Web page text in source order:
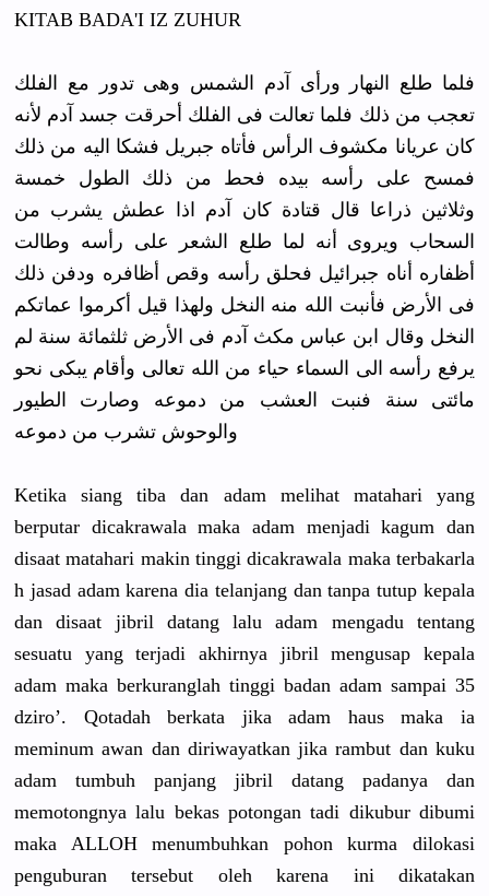
KITAB BADA'I IZ ZUHUR
فلما طلع النهار ورأى آدم الشمس وهى تدور مع الفلك
تعجب من ذلك فلما تعالت فى الفلك أحرقت جسد آدم لأنه
كان عريانا مكشوف الرأس فأتاه جبريل فشكا اليه من ذلك
فمسح على رأسه بيده فحط من ذلك الطول خمسة
وثلاثين ذراعا قال قتادة كان آدم اذا عطش يشرب من
السحاب ويروى أنه لما طلع الشعر على رأسه وطالت
أظفاره أناه جبرائيل فحلق رأسه وقص أظافره ودفن ذلك
فى الأرض فأنبت الله منه النخل ولهذا قيل أكرموا عماتكم
النخل وقال ابن عباس مكث آدم فى الأرض ثلثمائة سنة لم
يرفع رأسه الى السماء حياء من الله تعالى وأقام يبكى نحو
مائتى سنة فنبت العشب من دموعه وصارت الطيور
والوحوش تشرب من دموعه
Ketika siang tiba dan adam melihat matahari yang
berputar dicakrawala maka adam menjadi kagum dan
disaat matahari makin tinggi dicakrawala maka terbakarla
h jasad adam karena dia telanjang dan tanpa tutup kepala
dan disaat jibril datang lalu adam mengadu tentang
sesuatu yang terjadi akhirnya jibril mengusap kepala
adam maka berkuranglah tinggi badan adam sampai 35
dziro’. Qotadah berkata jika adam haus maka ia
meminum awan dan diriwayatkan jika rambut dan kuku
adam tumbuh panjang jibril datang padanya dan
memotongnya lalu bekas potongan tadi dikubur dibumi
maka ALLOH menumbuhkan pohon kurma dilokasi
penguburan tersebut oleh karena ini dikatakan